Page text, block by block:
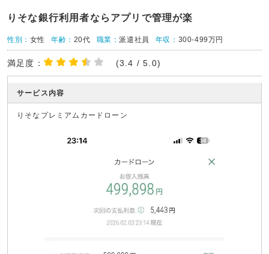
りそな銀行利用者ならアプリで管理が楽
性別： 女性 年齢： 20代 職業：派遣社員 年収： 300-499万円
満足度： (3.4 / 5.0)
サービス内容
りそなプレミアムカードローン